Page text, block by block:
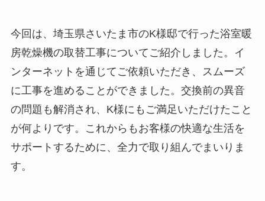
今回は、埼玉県さいたま市のK様邸で行った浴室暖
房乾燥機の取替工事についてご紹介しました。イ
ンターネットを通じてご依頼いただき、スムーズ
に工事を進めることができました。交換前の異音
の問題も解消され、K様にもご満足いただけたこと
が何よりです。これからもお客様の快適な生活を
サポートするために、全力で取り組んでまいりま
す。